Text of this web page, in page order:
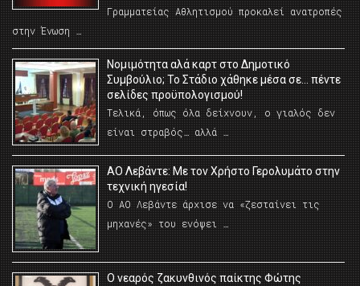
Γραμματείας Αθλητισμού προκαλεί ανατροπές
στην Ένωση …
Νομιμότητα αλά καρτ στο Δημοτικό
Συμβούλιο; Το Στάδιο χάθηκε μέσα σε… πέντε
σελίδες προϋπολογισμού!
Τελικά, όπως όλα δείχνουν, ο γιαλός δεν
είναι στραβός… αλλά …
ΑΟ Λεβάντε: Με τον Χρήστο Γερολυμάτο στην
τεχνική ηγεσία!
Ο ΑΟ Λεβάντε άρχισε να «ζεσταίνει τις
μηχανές» του ενόψει …
O νεαρός ζακυνθινός παίκτης Φώτης